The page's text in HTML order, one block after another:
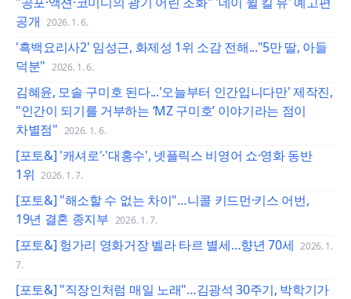
공개 2026. 1. 6.
'흑백요리사2' 임성근, 화제성 1위 소감 전해..."5만 딸, 아들
덕분" 2026. 1. 6.
김혜윤, 모솔 구미호 된다...'오늘부터 인간입니다만' 제작진,
"인간이 되기를 거부하는 ‘MZ 구미호’ 이야기라는 점이
차별점" 2026. 1. 6.
[포토&] '캐셔로'·'대홍수', 넷플릭스 비영어 쇼·영화 동반
1위 2026. 1. 7.
[포토&] "해소할 수 없는 차이"…니콜 키드먼·키스 어번,
19년 결혼 종지부 2026. 1. 7.
[포토&] 헝가리 영화거장 벨라 타르 별세…향년 70세 2026. 1.
7.
[포토&] "직장인처럼 매일 노래"…김광석 30주기, 박학기가